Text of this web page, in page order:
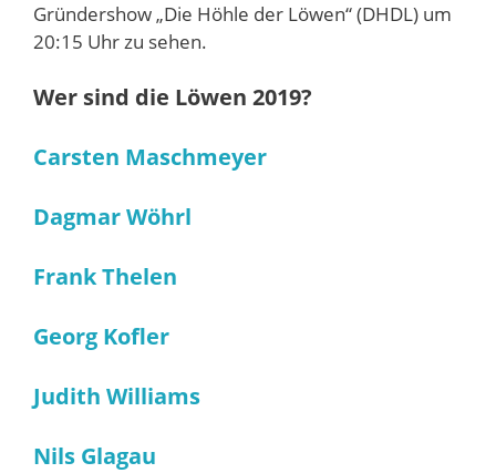
Gründershow „Die Höhle der Löwen“ (DHDL) um
20:15 Uhr zu sehen.
Wer sind die Löwen 2019?
Carsten Maschmeyer
Dagmar Wöhrl
Frank Thelen
Georg Kofler
Judith Williams
Nils Glagau